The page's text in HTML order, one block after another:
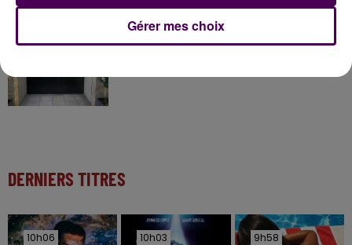
DERNIERS TITRES
10h06
10h06 10h03
10h03 9h58
9h58
Gérer mes choix